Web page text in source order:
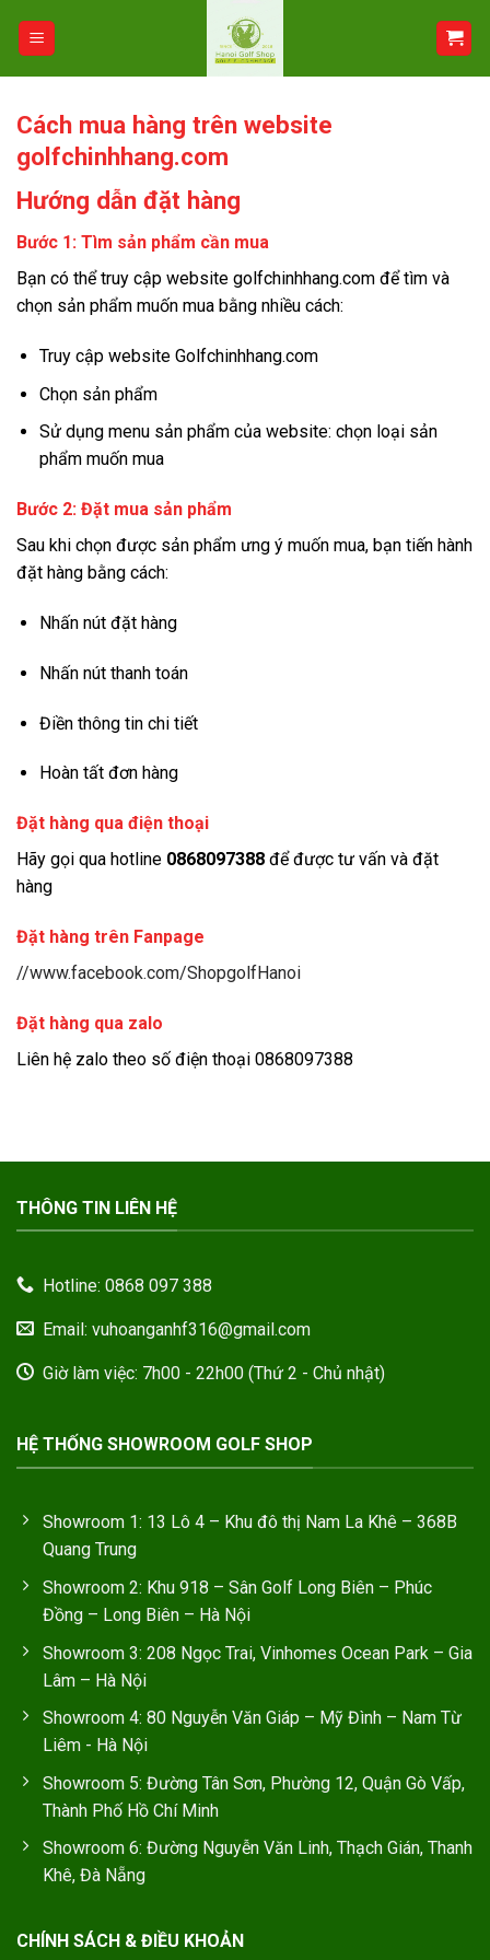
Cách mua hàng trên website
golfchinhhang.com
Hướng dẫn đặt hàng
Bước 1: Tìm sản phẩm cần mua
Bạn có thể truy cập website golfchinhhang.com để tìm và
chọn sản phẩm muốn mua bằng nhiều cách:
Truy cập website Golfchinhhang.com
Chọn sản phẩm
Sử dụng menu sản phẩm của website: chọn loại sản
phẩm muốn mua
Bước 2: Đặt mua sản phẩm
Sau khi chọn được sản phẩm ưng ý muốn mua, bạn tiến hành
đặt hàng bằng cách:
Nhấn nút đặt hàng
Nhấn nút thanh toán
Điền thông tin chi tiết
Hoàn tất đơn hàng
Đặt hàng qua điện thoại
Hãy gọi qua hotline 0868097388 để được tư vấn và đặt
hàng
Đặt hàng trên Fanpage
//www.facebook.com/ShopgolfHanoi
Đặt hàng qua zalo
Liên hệ zalo theo số điện thoại 0868097388
THÔNG TIN LIÊN HỆ
Hotline: 0868 097 388
Email: vuhoanganhf316@gmail.com
Giờ làm việc: 7h00 - 22h00 (Thứ 2 - Chủ nhật)
HỆ THỐNG SHOWROOM GOLF SHOP
Showroom 1: 13 Lô 4 – Khu đô thị Nam La Khê – 368B
Quang Trung
Showroom 2: Khu 918 – Sân Golf Long Biên – Phúc
Đồng – Long Biên – Hà Nội
Showroom 3: 208 Ngọc Trai, Vinhomes Ocean Park – Gia
Lâm – Hà Nội
Showroom 4: 80 Nguyễn Văn Giáp – Mỹ Đình – Nam Từ
Liêm - Hà Nội
Showroom 5: Đường Tân Sơn, Phường 12, Quận Gò Vấp,
Thành Phố Hồ Chí Minh
Showroom 6: Đường Nguyễn Văn Linh, Thạch Gián, Thanh
Khê, Đà Nẵng
CHÍNH SÁCH & ĐIỀU KHOẢN